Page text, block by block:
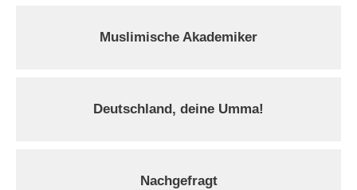
Muslimische Akademiker
Deutschland, deine Umma!
Nachgefragt